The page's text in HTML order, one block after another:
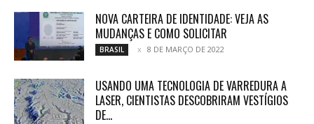
NOVA CARTEIRA DE IDENTIDADE: VEJA AS
MUDANÇAS E COMO SOLICITAR
BRASIL 8 DE MARÇO DE 2022
USANDO UMA TECNOLOGIA DE VARREDURA A
LASER, CIENTISTAS DESCOBRIRAM VESTÍGIOS
DE...